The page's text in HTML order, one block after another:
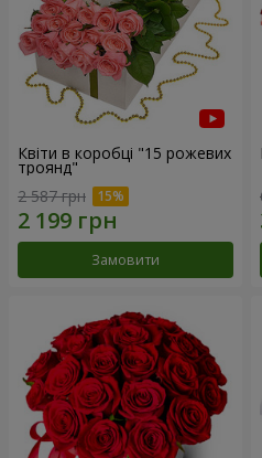
Квіти в коробці "15 рожевих
троянд"
2 587 грн
Замовити